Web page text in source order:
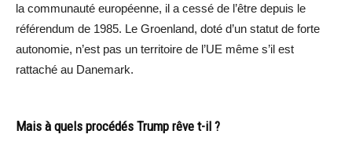
la communauté européenne, il a cessé de l’être depuis le
référendum de 1985. Le Groenland, doté d’un statut de forte
autonomie, n’est pas un territoire de l’UE même s’il est
rattaché au Danemark.
Mais à quels procédés Trump rêve t-il ?